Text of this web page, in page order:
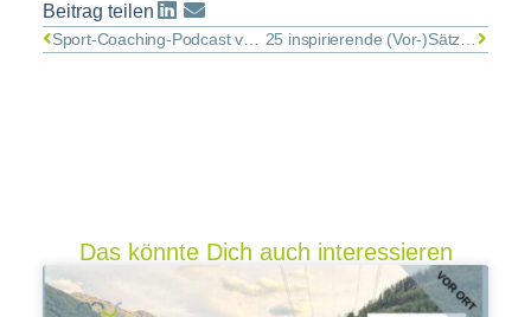
Beitrag teilen
Das könnte Dich auch interessieren